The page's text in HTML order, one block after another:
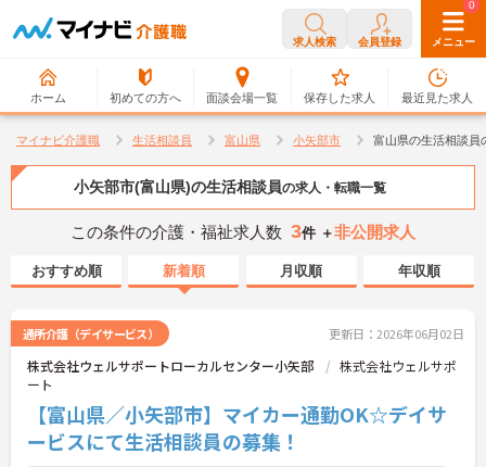
求人検索 会員登録 メニュー
ホーム 初めての方へ 面談会場一覧
0
保存した求人
0
最近見た求人
マイナビ介護職 生活相談員 富山県 小矢部市 富山県の生活相談員
小矢部市(富山県)の生活相談員の求人・転職一覧
この条件の介護・福祉求人数 3件 ＋非公開求人
おすすめ順 新着順 月収順 年収順
通所介護（デイサービス） 更新日：2026年06月02日
株式会社ウェルサポートローカルセンター小矢部
株式会社ウェルサポ
ート
【富山県／小矢部市】マイカー通勤OK☆デイサ
ービスにて生活相談員の募集！